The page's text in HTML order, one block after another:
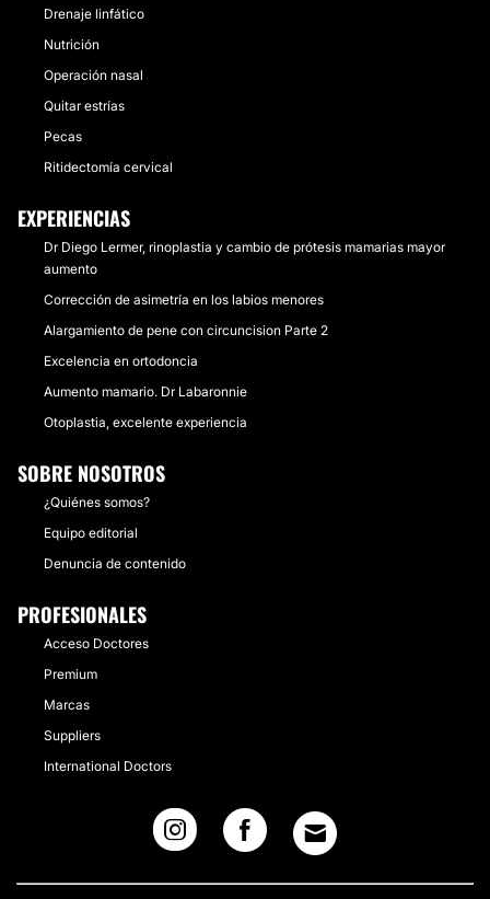
Drenaje linfático
Nutrición
Operación nasal
Quitar estrías
Pecas
Ritidectomía cervical
EXPERIENCIAS
Dr Diego Lermer, rinoplastia y cambio de prótesis mamarias mayor
aumento
Corrección de asimetría en los labios menores
Alargamiento de pene con circuncision Parte 2
Excelencia en ortodoncia
Aumento mamario. Dr Labaronnie
Otoplastia, excelente experiencia
SOBRE NOSOTROS
¿Quiénes somos?
Equipo editorial
Denuncia de contenido
PROFESIONALES
Acceso Doctores
Premium
Marcas
Suppliers
International Doctors